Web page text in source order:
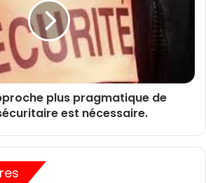
plus pragmatique de
est nécessaire.